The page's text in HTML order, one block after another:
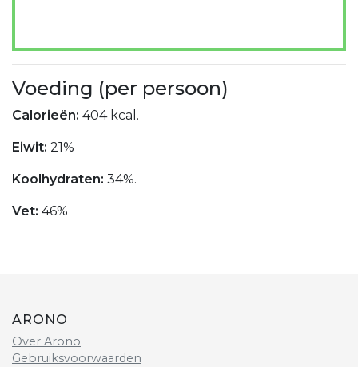
Voeding (per persoon)
Calorieën: 404 kcal.
Eiwit: 21%
Koolhydraten: 34%.
Vet: 46%
ARONO
Over Arono
Gebruiksvoorwaarden